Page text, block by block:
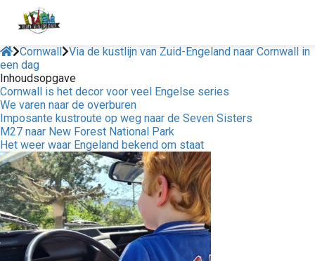
Cornwall Via de kustlijn van Zuid-Engeland naar Cornwall in
een dag
Inhoudsopgave
Cornwall is het decor voor veel Engelse series
We varen naar de overburen
Imposante kustroute op weg naar de Seven Sisters
M27 naar New Forest National Park
Het weer waar Engeland bekend om staat